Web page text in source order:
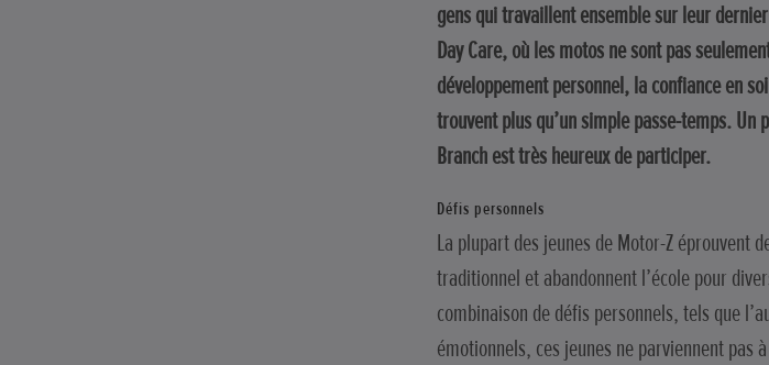
gens qui travaillent ensemble sur leur
Day Care, où les motos ne sont pas
développement personnel, la confiance en
trouvent plus qu’un simple passe-temps. Un
Branch est très heureux de participer.
Défis personnels
La plupart des jeunes de Motor-Z éprouvent
traditionnel et abandonnent l’école pour
combinaison de défis personnels, tels que
émotionnels, ces jeunes ne parviennent pas